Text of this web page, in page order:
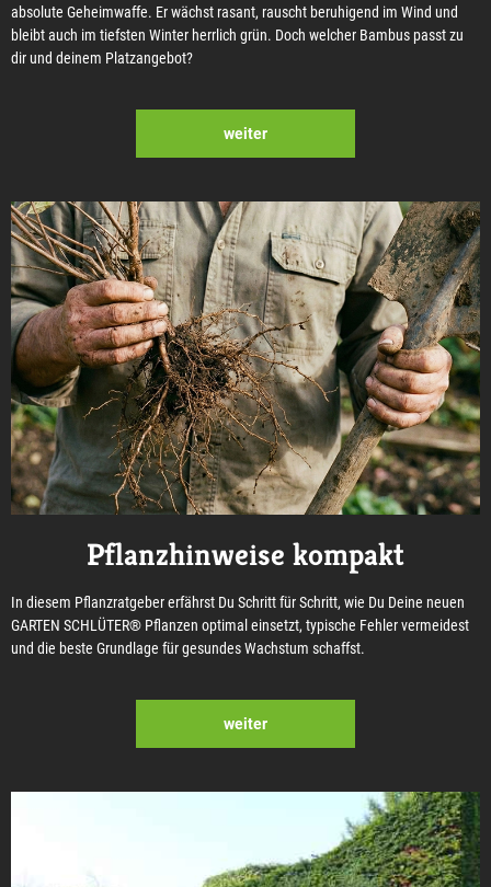
absolute Geheimwaffe. Er wächst rasant, rauscht beruhigend im Wind und
bleibt auch im tiefsten Winter herrlich grün. Doch welcher Bambus passt zu
dir und deinem Platzangebot?
weiter
Pflanzhinweise kompakt
In diesem Pflanzratgeber erfährst Du Schritt für Schritt, wie Du Deine neuen
GARTEN SCHLÜTER® Pflanzen optimal einsetzt, typische Fehler vermeidest
und die beste Grundlage für gesundes Wachstum schaffst.
weiter